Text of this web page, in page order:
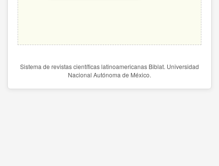
Sistema de revistas científicas latinoamericanas Biblat. Universidad
Nacional Autónoma de México.